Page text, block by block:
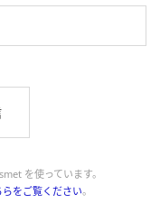
を使っています。
をご覧ください。